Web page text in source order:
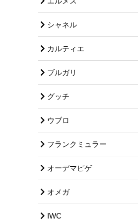
シャネル
カルティエ
ブルガリ
グッチ
ウブロ
フランクミュラー
オーデマピゲ
オメガ
IWC